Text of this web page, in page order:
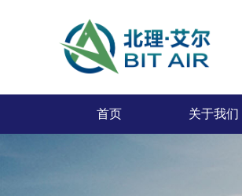
首页 关于我们